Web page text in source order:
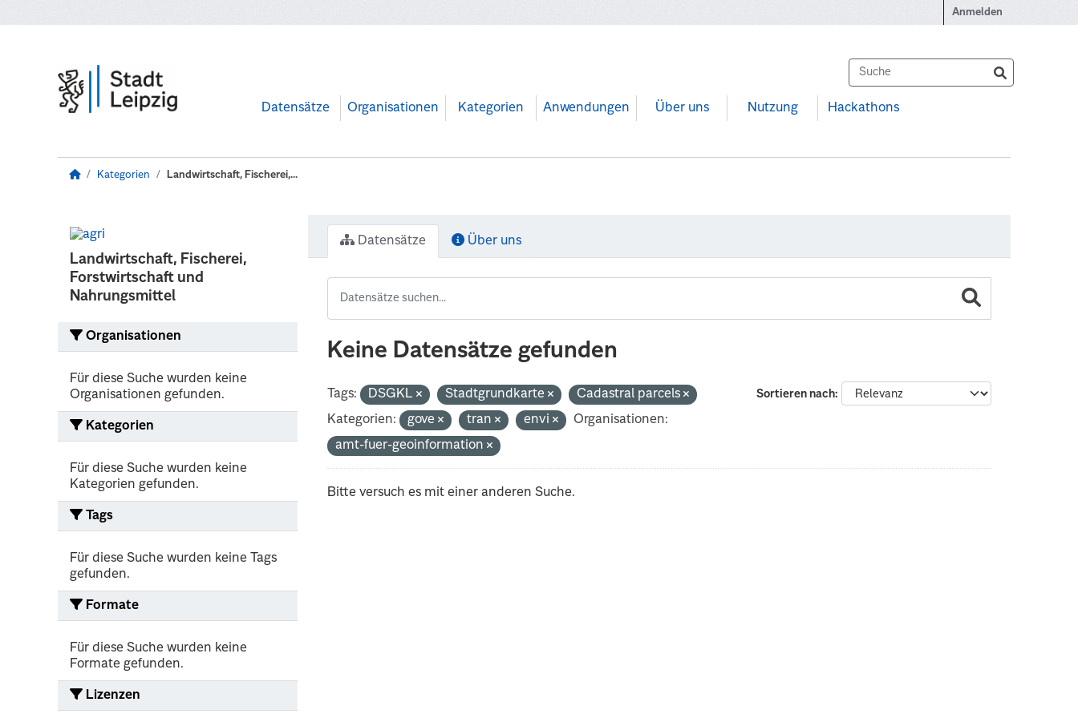
Anmelden
Datensätze Organisationen Kategorien Anwendungen Über uns Nutzung Hackathons
Kategorien Landwirtschaft, Fischerei,...
Landwirtschaft, Fischerei,
Forstwirtschaft und
Nahrungsmittel
Organisationen
Für diese Suche wurden keine
Organisationen gefunden.
Kategorien
Für diese Suche wurden keine
Kategorien gefunden.
Tags
Für diese Suche wurden keine Tags
gefunden.
Formate
Für diese Suche wurden keine
Formate gefunden.
Lizenzen
Datensätze Über uns
Keine Datensätze gefunden
Sortieren nach
Tags: DSGKL Stadtgrundkarte
Cadastral parcels
Kategorien:
gove tran envi
Organisationen:
amt-fuer-geoinformation
Bitte versuch es mit einer anderen Suche.